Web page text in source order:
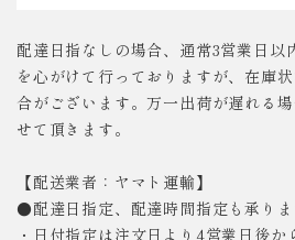
配達日指なしの場合、通常3営業日以
を心がけて行っておりますが、在庫
合がございます。万一出荷が遅れる
せて頂きます。
【配送業者：ヤマト運輸】
●配達日指定、配達時間指定も承りま
・日付指定は注文日より4営業日後か